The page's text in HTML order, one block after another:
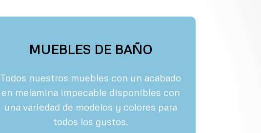
MUEBLES DE BAÑO
Todos nuestros muebles con un acabado
en melamina impecable disponibles con
una variedad de modelos y colores para
todos los gustos.